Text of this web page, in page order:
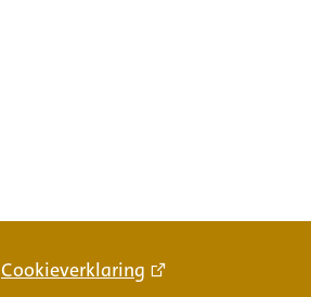
Cookieverklaring